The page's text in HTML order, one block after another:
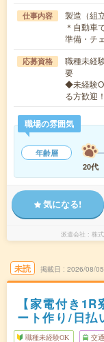
仕事内容
製造（組
＊自動車
準備・チ
応募資格
職種未経
要
◆未経験
る方歓迎
職場の雰囲気
年齢層
20代
気になる!
派遣会社 株
未読 掲載日 2026/08/05
【家電付き
ート作り/日払
職種未経験OK 交